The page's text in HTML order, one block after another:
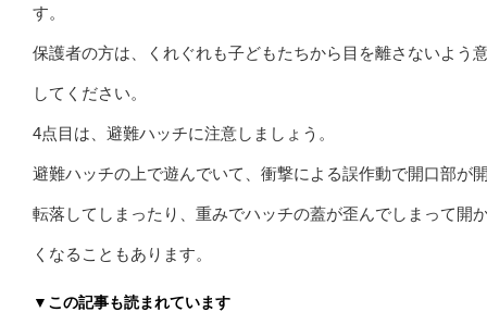
す。
保護者の方は、くれぐれも子どもたちから目を離さないよう
してください。
4点目は、避難ハッチに注意しましょう。
避難ハッチの上で遊んでいて、衝撃による誤作動で開口部が
転落してしまったり、重みでハッチの蓋が歪んでしまって開
くなることもあります。
▼この記事も読まれています